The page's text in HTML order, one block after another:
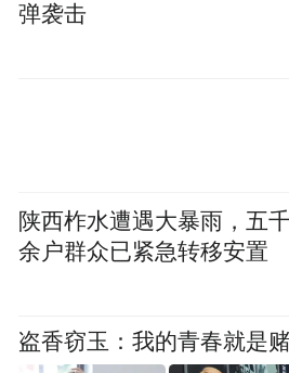
马玲玲告诉记者，活动上
怀，为游客解锁江西文旅
在江西众多特色旅游景点
弹袭击
陕西柞水遭遇大暴雨，五
余户群众已紧急转移安置
盗香窃玉：我的青春就是